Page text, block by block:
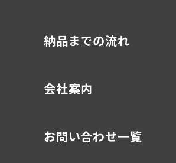
納品までの流れ
会社案内
お問い合わせ一覧